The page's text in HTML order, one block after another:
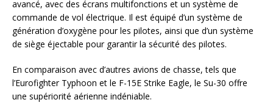
avancé, avec des écrans multifonctions et un système de
commande de vol électrique. Il est équipé d’un système de
génération d’oxygène pour les pilotes, ainsi que d’un système
de siège éjectable pour garantir la sécurité des pilotes.
En comparaison avec d’autres avions de chasse, tels que
l’Eurofighter Typhoon et le F-15E Strike Eagle, le Su-30 offre
une supériorité aérienne indéniable.